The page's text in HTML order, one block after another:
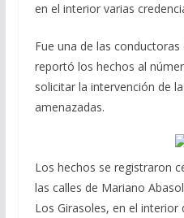
en el interior varias
Fue una de las
reportó los hechos al
solicitar la intervención de
amenazadas.
Los hechos se registraron
las calles de Mariano
Los Girasoles, en el